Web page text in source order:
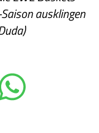
ausklingen